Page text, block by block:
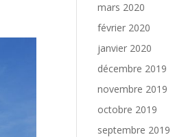
mars 2020
février 2020
janvier 2020
décembre 2019
novembre 2019
octobre 2019
septembre 2019